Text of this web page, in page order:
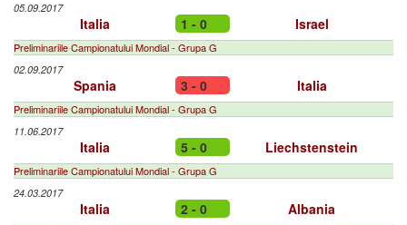
05.09.2017
Italia 1 - 0 Israel
Preliminariile Campionatului Mondial - Grupa G
02.09.2017
Spania 3 - 0 Italia
Preliminariile Campionatului Mondial - Grupa G
11.06.2017
Italia 5 - 0 Liechstenstein
Preliminariile Campionatului Mondial - Grupa G
24.03.2017
Italia 2 - 0 Albania